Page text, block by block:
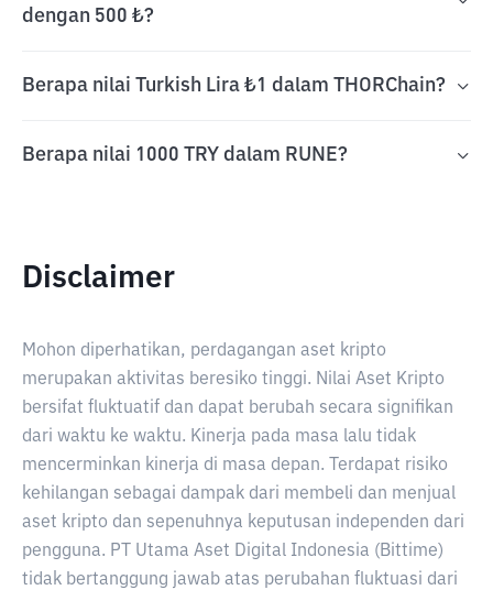
dengan 500 ₺?
Berapa nilai Turkish Lira ₺1 dalam THORChain?
Berapa nilai 1000 TRY dalam RUNE?
Disclaimer
Mohon diperhatikan, perdagangan aset kripto
merupakan aktivitas beresiko tinggi. Nilai Aset Kripto
bersifat fluktuatif dan dapat berubah secara signifikan
dari waktu ke waktu. Kinerja pada masa lalu tidak
mencerminkan kinerja di masa depan. Terdapat risiko
kehilangan sebagai dampak dari membeli dan menjual
aset kripto dan sepenuhnya keputusan independen dari
pengguna. PT Utama Aset Digital Indonesia (Bittime)
tidak bertanggung jawab atas perubahan fluktuasi dari